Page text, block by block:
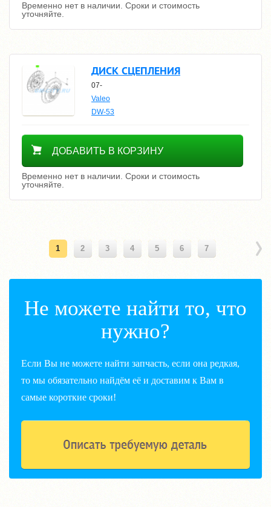
Временно нет в наличии. Сроки и стоимость
уточняйте.
ДИСК СЦЕПЛЕНИЯ
07-
Valeo
DW-53
Уточнить цену
ДОБАВИТЬ В КОРЗИНУ
Временно нет в наличии. Сроки и стоимость
уточняйте.
1 2 3 4 5 6 7
Не можете найти то, что
нужно?
Если Вы не можете найти запчасть, если она редкая,
то мы обязательно найдём её и доставим к Вам в
самые короткие сроки!